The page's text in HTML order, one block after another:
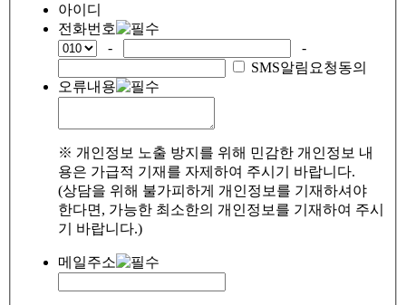
아이디
전화번호
-
-
SMS알림요청동의
오류내용
※ 개인정보 노출 방지를 위해 민감한 개인정보 내
용은 가급적 기재를 자제하여 주시기 바랍니다.
(상담을 위해 불가피하게 개인정보를 기재하셔야
한다면, 가능한 최소한의 개인정보를 기재하여 주시
기 바랍니다.)
메일주소